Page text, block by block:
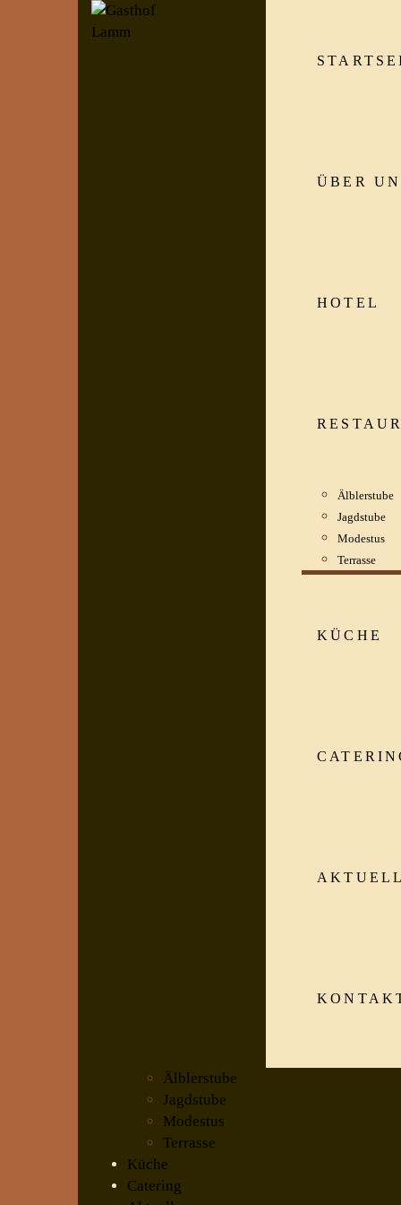
ÜBER
HOTEL
Älblerstube
Jagdstube
Modestus
Terrasse
KÜCHE
Älblerstube
Jagdstube
Modestus
Terrasse
Küche
Catering